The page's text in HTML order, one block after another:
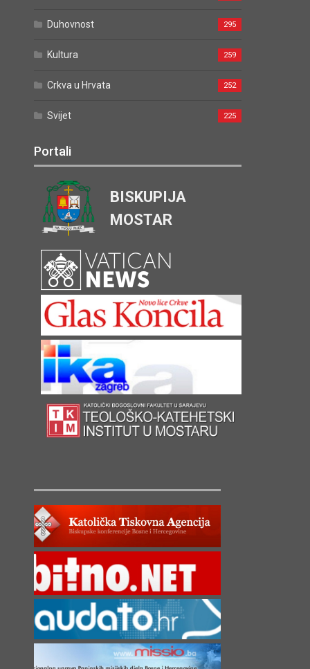
Duhovnost 295
Kultura 259
Crkva u Hrvata 252
Svijet 225
Portali
BISKUPIJA
MOSTAR